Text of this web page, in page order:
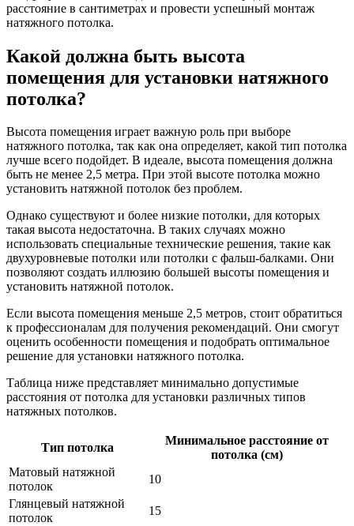
расстояние в сантиметрах и провести успешный монтаж
натяжного потолка.
Какой должна быть высота
помещения для установки натяжного
потолка?
Высота помещения играет важную роль при выборе
натяжного потолка, так как она определяет, какой тип потолка
лучше всего подойдет. В идеале, высота помещения должна
быть не менее 2,5 метра. При этой высоте потолка можно
установить натяжной потолок без проблем.
Однако существуют и более низкие потолки, для которых
такая высота недостаточна. В таких случаях можно
использовать специальные технические решения, такие как
двухуровневые потолки или потолки с фальш-балками. Они
позволяют создать иллюзию большей высоты помещения и
установить натяжной потолок.
Если высота помещения меньше 2,5 метров, стоит обратиться
к профессионалам для получения рекомендаций. Они смогут
оценить особенности помещения и подобрать оптимальное
решение для установки натяжного потолка.
Таблица ниже представляет минимально допустимые
расстояния от потолка для установки различных типов
натяжных потолков.
Тип потолка
Минимальное расстояние от
потолка (см)
Матовый натяжной
потолок
10
Глянцевый натяжной
потолок
15